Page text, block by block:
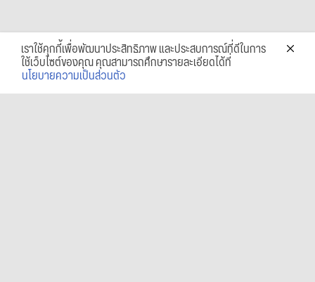
เราใช้คุกกี้เพื่อพัฒนาประสิทธิภาพ และประสบการณ์ที่ดีในการ
ใช้เว็บไซต์ของคุณ คุณสามารถศึกษารายละเอียดได้ที่
นโยบายความเป็นส่วนตัว